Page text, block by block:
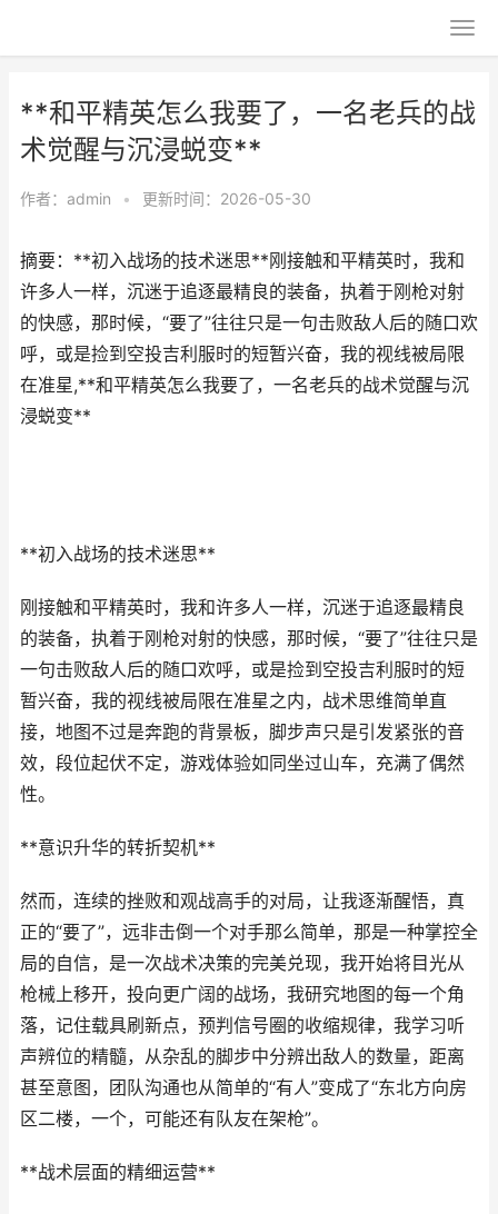
**和平精英怎么我要了，一名老兵的战
术觉醒与沉浸蜕变**
作者： admin • 更新时间：2026-05-30
摘要：**初入战场的技术迷思**刚接触和平精英时，我和
许多人一样，沉迷于追逐最精良的装备，执着于刚枪对射
的快感，那时候，“要了”往往只是一句击败敌人后的随口欢
呼，或是捡到空投吉利服时的短暂兴奋，我的视线被局限
在准星,**和平精英怎么我要了，一名老兵的战术觉醒与沉
浸蜕变**
**初入战场的技术迷思**
刚接触和平精英时，我和许多人一样，沉迷于追逐最精良
的装备，执着于刚枪对射的快感，那时候，“要了”往往只是
一句击败敌人后的随口欢呼，或是捡到空投吉利服时的短
暂兴奋，我的视线被局限在准星之内，战术思维简单直
接，地图不过是奔跑的背景板，脚步声只是引发紧张的音
效，段位起伏不定，游戏体验如同坐过山车，充满了偶然
性。
**意识升华的转折契机**
然而，连续的挫败和观战高手的对局，让我逐渐醒悟，真
正的“要了”，远非击倒一个对手那么简单，那是一种掌控全
局的自信，是一次战术决策的完美兑现，我开始将目光从
枪械上移开，投向更广阔的战场，我研究地图的每一个角
落，记住载具刷新点，预判信号圈的收缩规律，我学习听
声辨位的精髓，从杂乱的脚步中分辨出敌人的数量，距离
甚至意图，团队沟通也从简单的“有人”变成了“东北方向房
区二楼，一个，可能还有队友在架枪”。
**战术层面的精细运营**